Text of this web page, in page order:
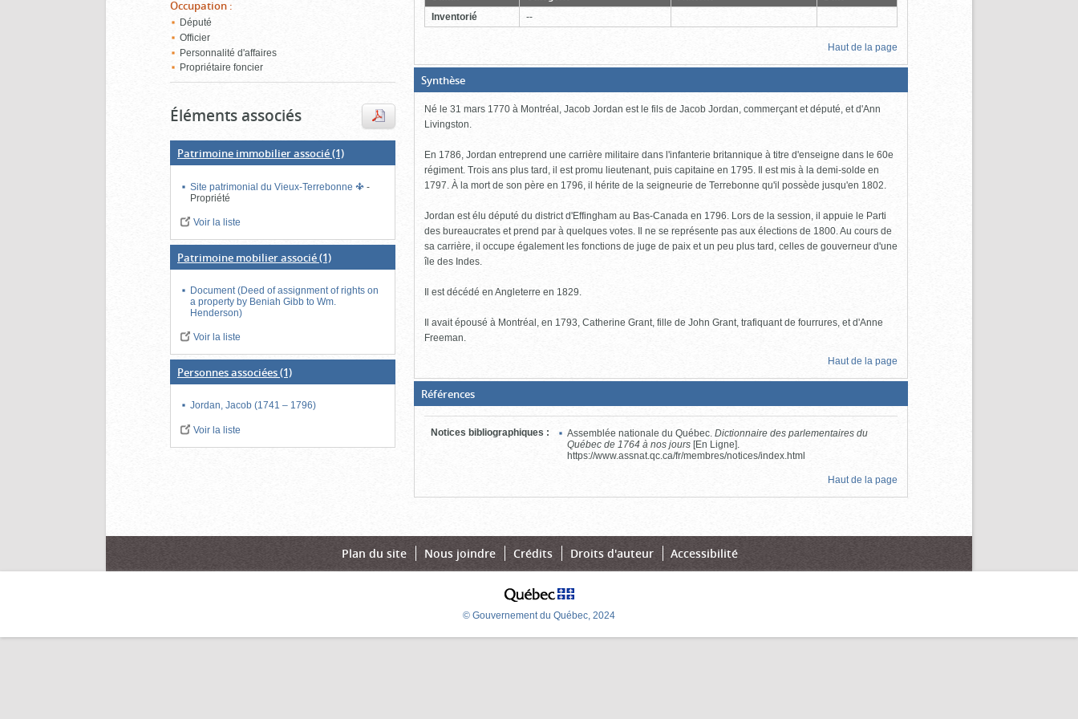
Occupation :
Député
Officier
Personnalité d'affaires
Propriétaire foncier
Éléments associés
Patrimoine immobilier associé(1)
Site patrimonial du Vieux-Terrebonne
-
Propriété
Voir la liste
Patrimoine mobilier associé(1)
Document (Deed of assignment of rights on
a property by Beniah Gibb to Wm.
Henderson)
Voir la liste
Personnes associées(1)
Jordan, Jacob (1741 – 1796)
Voir la liste
fermer)
Inventorié
--
Haut de la page
Synthèse(Boite
ouverte,
pour
fermer)
Né le 31 mars 1770 à Montréal, Jacob Jordan est le fils de Jacob Jordan, commerçant et député, et d'Ann
Livingston.
En 1786, Jordan entreprend une carrière militaire dans l'infanterie britannique à titre d'enseigne dans le 60e
régiment. Trois ans plus tard, il est promu lieutenant, puis capitaine en 1795. Il est mis à la demi-solde en
1797. À la mort de son père en 1796, il hérite de la seigneurie de Terrebonne qu'il possède jusqu'en 1802.
Jordan est élu député du district d'Effingham au Bas-Canada en 1796. Lors de la session, il appuie le Parti
des bureaucrates et prend par à quelques votes. Il ne se représente pas aux élections de 1800. Au cours de
sa carrière, il occupe également les fonctions de juge de paix et un peu plus tard, celles de gouverneur d'une
île des Indes.
Il est décédé en Angleterre en 1829.
Il avait épousé à Montréal, en 1793, Catherine Grant, fille de John Grant, trafiquant de fourrures, et d'Anne
Freeman.
Haut de la page
Références(Boite
fermée,
cliquer
pour
ouvrir)
Notices bibliographiques : Assemblée nationale du Québec.Dictionnaire des parlementaires du
Québec de 1764 à nos jours [En Ligne].
https://www.assnat.qc.ca/fr/membres/notices/index.html
Haut de la page
Plan du site Nous joindre Crédits Droits d'auteur Accessibilité
© Gouvernement du Québec, 2024